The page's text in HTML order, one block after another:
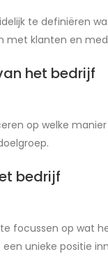
te definiëren
klanten en
het bedrijf
op welke
bedrijf
focussen op wat
unieke positie